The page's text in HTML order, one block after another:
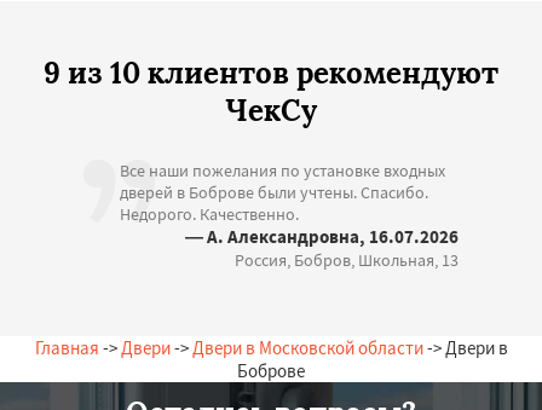
9 из 10 клиентов рекомендуют
ЧекСу
Все наши пожелания по установке входных
дверей в Боброве были учтены. Спасибо.
Недорого. Качественно.
— А. Александровна, 16.07.2026
Россия, Бобров, Школьная, 13
Главная -> Двери-> Двери в Московской области-> Двери в
Боброве